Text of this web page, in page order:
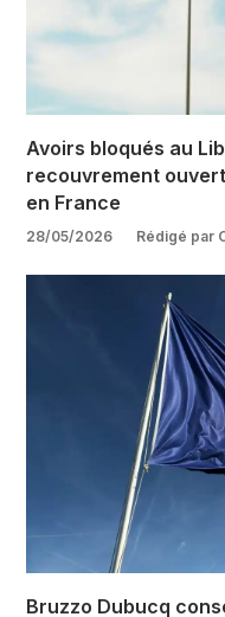
Bruzzo Dubucq
Avoirs bloqués au
recouvrement
en France
28/05/2026 Rédigé par